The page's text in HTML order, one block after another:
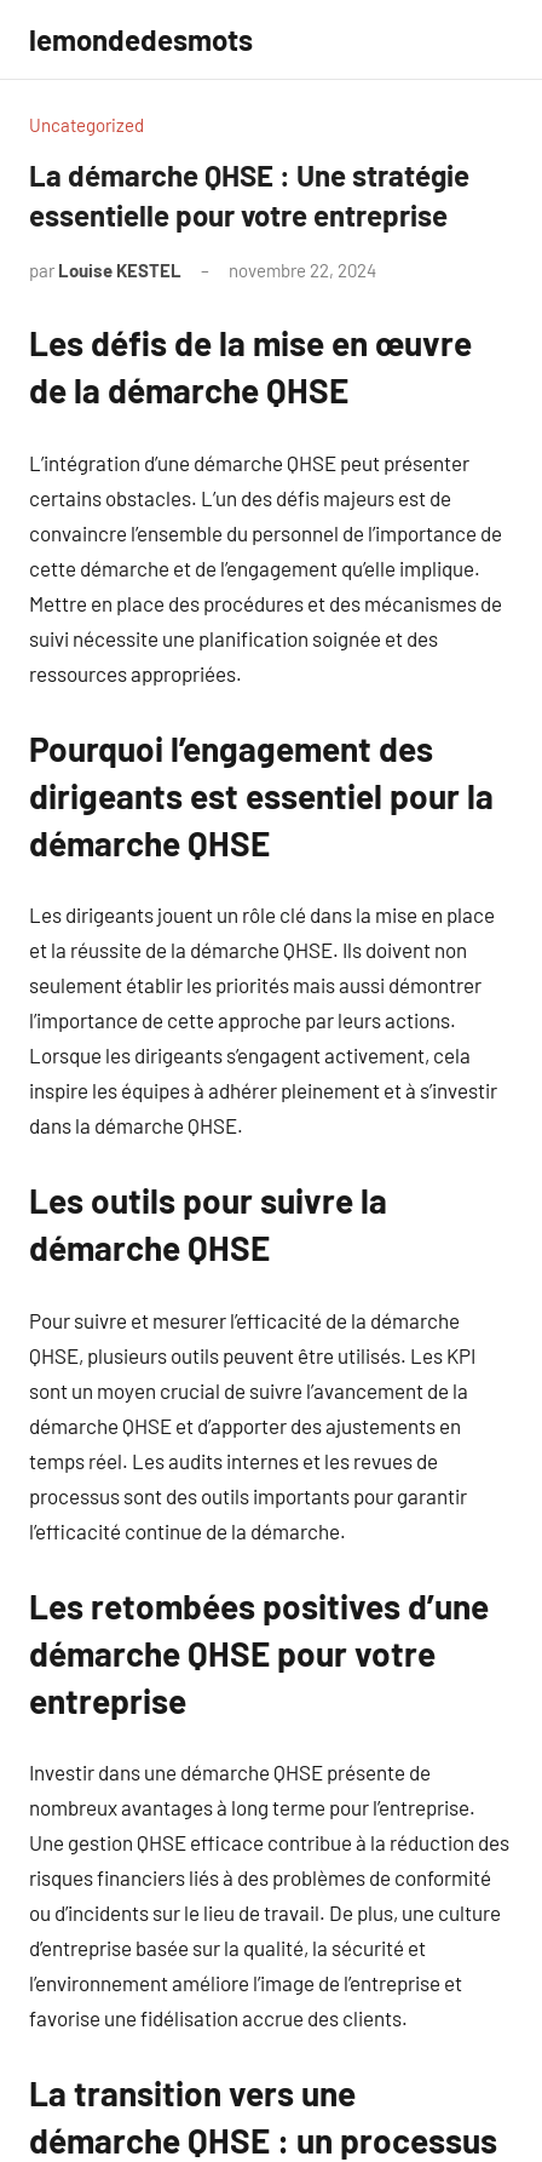
contenu
lemondedesmots
Uncategorized
La démarche QHSE : Une stratégie
essentielle pour votre entreprise
par Louise KESTEL novembre 22, 2024
Les défis de la mise en œuvre
de la démarche QHSE
L’intégration d’une démarche QHSE peut présenter
certains obstacles. L’un des défis majeurs est de
convaincre l’ensemble du personnel de l’importance de
cette démarche et de l’engagement qu’elle implique.
Mettre en place des procédures et des mécanismes de
suivi nécessite une planification soignée et des
ressources appropriées.
Pourquoi l’engagement des
dirigeants est essentiel pour la
démarche QHSE
Les dirigeants jouent un rôle clé dans la mise en place
et la réussite de la démarche QHSE. Ils doivent non
seulement établir les priorités mais aussi démontrer
l’importance de cette approche par leurs actions.
Lorsque les dirigeants s’engagent activement, cela
inspire les équipes à adhérer pleinement et à s’investir
dans la démarche QHSE.
Les outils pour suivre la
démarche QHSE
Pour suivre et mesurer l’efficacité de la démarche
QHSE, plusieurs outils peuvent être utilisés. Les KPI
sont un moyen crucial de suivre l’avancement de la
démarche QHSE et d’apporter des ajustements en
temps réel. Les audits internes et les revues de
processus sont des outils importants pour garantir
l’efficacité continue de la démarche.
Les retombées positives d’une
démarche QHSE pour votre
entreprise
Investir dans une démarche QHSE présente de
nombreux avantages à long terme pour l’entreprise.
Une gestion QHSE efficace contribue à la réduction des
risques financiers liés à des problèmes de conformité
ou d’incidents sur le lieu de travail. De plus, une culture
d’entreprise basée sur la qualité, la sécurité et
l’environnement améliore l’image de l’entreprise et
favorise une fidélisation accrue des clients.
La transition vers une
démarche QHSE : un processus